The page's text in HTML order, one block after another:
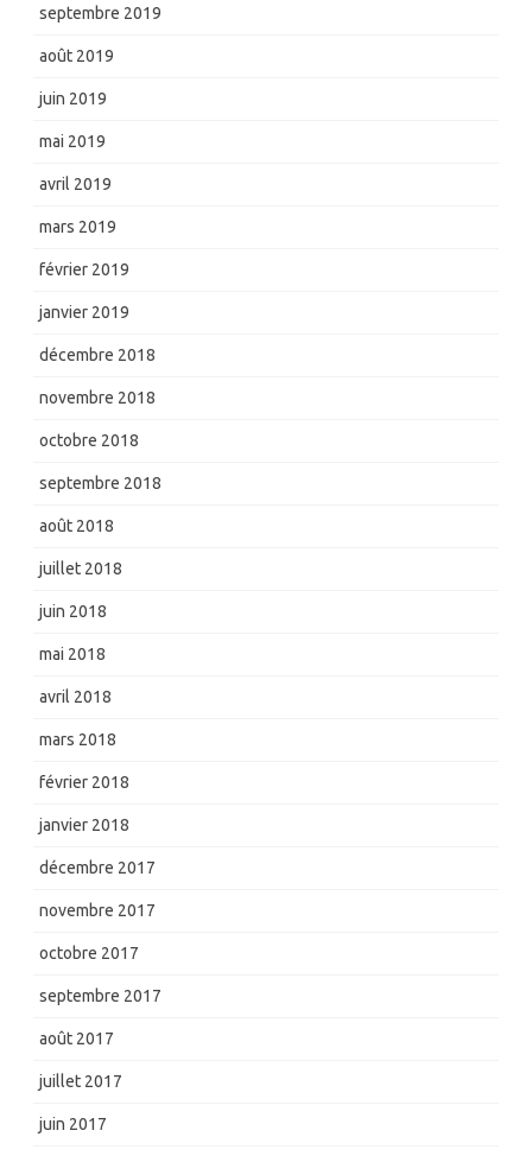
septembre 2019
août 2019
juin 2019
mai 2019
avril 2019
mars 2019
février 2019
janvier 2019
décembre 2018
novembre 2018
octobre 2018
septembre 2018
août 2018
juillet 2018
juin 2018
mai 2018
avril 2018
mars 2018
février 2018
janvier 2018
décembre 2017
novembre 2017
octobre 2017
septembre 2017
août 2017
juillet 2017
juin 2017